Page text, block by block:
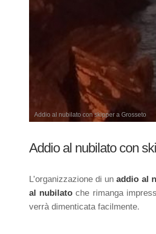
Addio al nubilato con skipper a Grosseto
Addio al nubilato con
L’organizzazione di unaddio al
al nubilato che rimanga
verrà dimenticata facilmente.